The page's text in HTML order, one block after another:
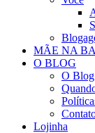
MÃE NA
O BLOG
O
Lojinha